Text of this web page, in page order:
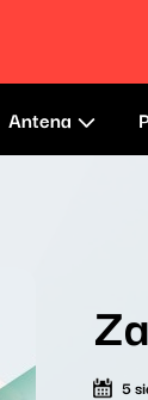
Antena
5